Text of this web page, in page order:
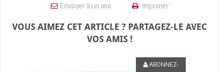
Envoyer à un ami Imprimer
VOUS AIMEZ CET ARTICLE ? PARTAGEZ-LE AVEC
VOS AMIS !
ABONNEZ-